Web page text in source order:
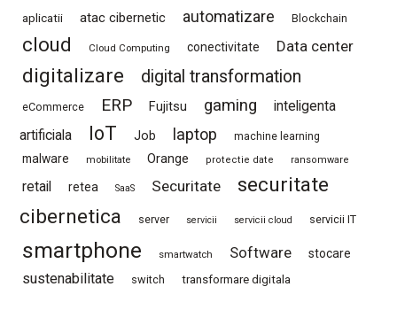
aplicatii atac cibernetic automatizare Blockchain
cloud Cloud Computing conectivitate Data center
digitalizare digital transformation
eCommerce ERP Fujitsu gaming
inteligenta
artificiala
IoT Job laptop machine learning
malware mobilitate Orange protectie date ransomware
retail retea SaaS Securitate
securitate
cibernetica
server servicii servicii cloud servicii IT
smartphone smartwatch Software stocare
sustenabilitate switch transformare digitala